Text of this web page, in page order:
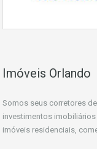
Imóveis Orlando
Somos seus corretores
investimentos
imóveis residenciais,